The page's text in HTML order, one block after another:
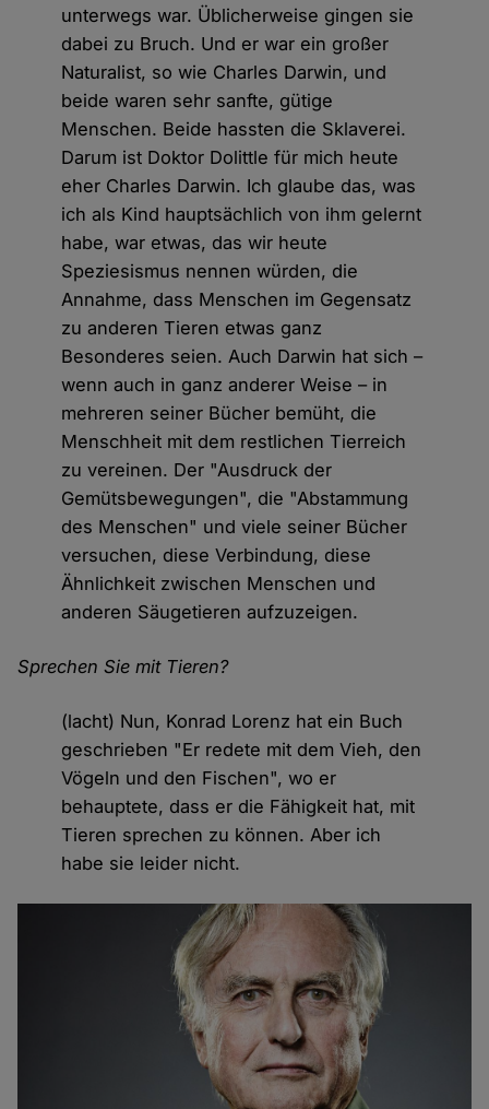
unterwegs war. Üblicherweise gingen sie
dabei zu Bruch. Und er war ein großer
Naturalist, so wie Charles Darwin, und
beide waren sehr sanfte, gütige
Menschen. Beide hassten die Sklaverei.
Darum ist Doktor Dolittle für mich heute
eher Charles Darwin. Ich glaube das, was
ich als Kind hauptsächlich von ihm gelernt
habe, war etwas, das wir heute
Speziesismus nennen würden, die
Annahme, dass Menschen im Gegensatz
zu anderen Tieren etwas ganz
Besonderes seien. Auch Darwin hat sich –
wenn auch in ganz anderer Weise – in
mehreren seiner Bücher bemüht, die
Menschheit mit dem restlichen Tierreich
zu vereinen. Der "Ausdruck der
Gemütsbewegungen", die "Abstammung
des Menschen" und viele seiner Bücher
versuchen, diese Verbindung, diese
Ähnlichkeit zwischen Menschen und
anderen Säugetieren aufzuzeigen.
Sprechen Sie mit Tieren?
(lacht) Nun, Konrad Lorenz hat ein Buch
geschrieben "Er redete mit dem Vieh, den
Vögeln und den Fischen", wo er
behauptete, dass er die Fähigkeit hat, mit
Tieren sprechen zu können. Aber ich
habe sie leider nicht.